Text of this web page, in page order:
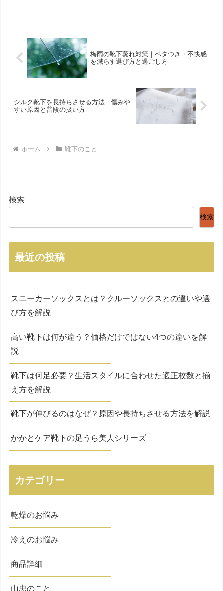
梅雨の靴下蒸れ対策｜ベタつき・不快感
を減らす選び方と過ごし方
シルク靴下を長持ちさせる方法｜傷みや
すい原因と普段の扱い方
ホーム 靴下のこと
検索
検索
最近の投稿
スニーカーソックスとは？クルーソックスとの違いや選
び方を解説
高い靴下は何が違う？価格だけではない4つの違いを解
説
靴下は何足必要？生活スタイルに合わせた適正枚数と揃
え方を解説
靴下が伸びるのはなぜ？原因や長持ちさせる方法を解説
かかとケア靴下の足うら美人シリーズ
カテゴリー
乾燥のお悩み
冷えのお悩み
商品詳細
山忠のこと